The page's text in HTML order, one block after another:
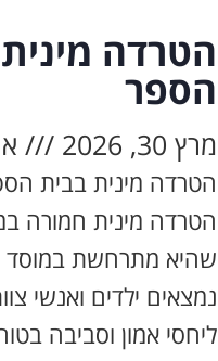
הטרדה
הספר
מרץ 30, 2026
הטרדה מינית בבית
הטרדה מינית חמורה
שהיא מתרחשת במוסד
נמצאים ילדים ואנשי
ליחסי אמון וסביבה